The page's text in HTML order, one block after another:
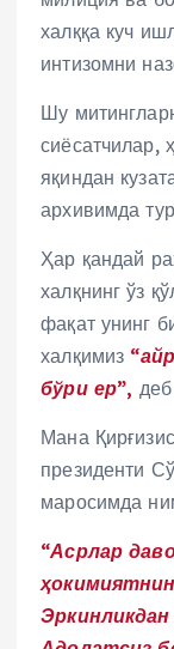
халққа куч
интизомни
Шу
сиёсатчилар,
яқиндан
архивимда
Ҳар қандай
халқнинг ўз
фақат унинг
халқимиз
бўри ер”,
Мана
президенти
маросимда
“Асрлар